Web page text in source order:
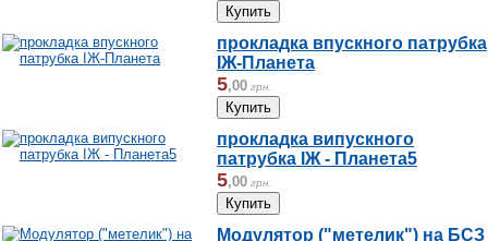
прокладка впускного патрубка
ІЖ-Планета
5,00 грн.
прокладка випускного
патрубка ІЖ - Планета5
5,00 грн.
Модулятор ("метелик") на БСЗ